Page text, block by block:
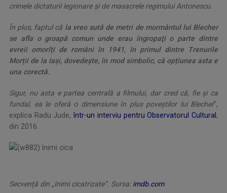
crimele dictaturii legionare și de masacrele regimului Antonescu.
În plus, faptul că la vreo sută de metri de mormântul lui Blecher
se afla o groapă comun unde erau îngropaţi o parte dintre
evreii omorîți de români în 1941, în primul dintre Trenurile
Morții de la Iași, dovedește, în mod simbolic, că opțiunea asta e
una corectă.
Sigur, nu asta e partea centrală a filmului, dar cred că, fie și ca
fundal, ea le oferă o dimensiune în plus poveștilor lui Blecher”,
explica Radu Jude,într-un interviu pentru Observatorul Cultural ,
din 2016.
Secvență din „Inimi cicatrizate”. Sursa: imdb.com